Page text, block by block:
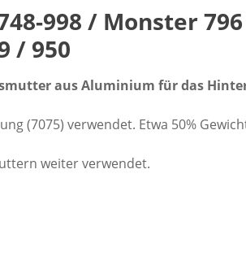
998 / Monster
/ 950
aus Aluminium für das
(7075) verwendet. Etwa 50%
weiter verwendet.